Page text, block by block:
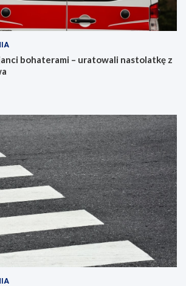
bohaterami – uratowali nastolatkę z